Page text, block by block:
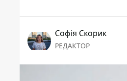
Софія Скорик
РЕДАКТОР